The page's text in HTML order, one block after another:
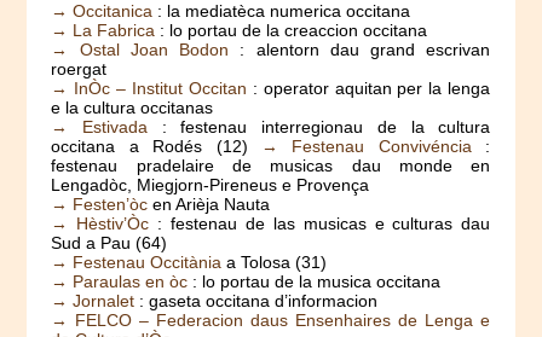
→ Occitanica : la mediatèca numerica occitana
→ La Fabrica : lo portau de la creaccion occitana
→ Ostal Joan Bodon : alentorn dau grand escrivan
roergat
→ InÒc – Institut Occitan : operator aquitan per la lenga
e la cultura occitanas
→ Estivada : festenau interregionau de la cultura
occitana a Rodés (12)
→ Festenau Convivéncia:
festenau pradelaire de musicas dau monde en
Lengadòc, Miegjorn-Pireneus e Provença
→ Festen’òc en Arièja Nauta
→ Hèstiv’Òc : festenau de las musicas e culturas dau
Sud a Pau (64)
→ Festenau Occitània a Tolosa (31)
→ Paraulas en òc : lo portau de la musica occitana
→ Jornalet : gaseta occitana d’informacion
→ FELCO – Federacion daus Ensenhaires de Lenga e